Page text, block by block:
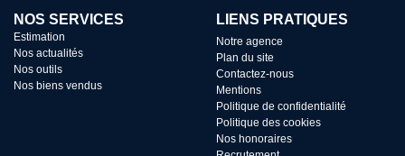
NOS SERVICES
Estimation
Nos actualités
Nos outils
Nos biens vendus
LIENS PRATIQUES
Notre agence
Plan du site
Contactez-nous
Mentions
Politique de confidentialité
Politique des cookies
Nos honoraires